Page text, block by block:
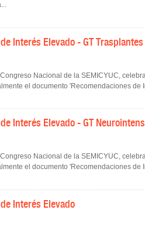
Interés Elevado - GT Trasplantes
Nacional de la SEMICYUC,
el documento 'Recomendaciones de
Interés Elevado - GT
Nacional de la SEMICYUC,
el documento 'Recomendaciones de
Interés Elevado